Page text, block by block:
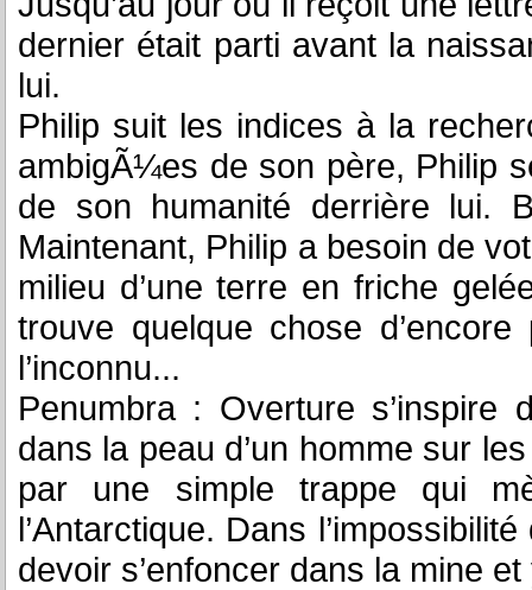
dernier était parti avant la
lui.
Philip suit les indices à la
ambigÃ¼es de son père, Philip
de son humanité derrière lui.
Maintenant, Philip a besoin de
milieu d’une terre en friche
trouve quelque chose
l’inconnu...
Penumbra : Overture s’inspire
dans la peau d’un homme sur
par une simple trappe qui
l’Antarctique. Dans
devoir s’enfoncer dans la mine